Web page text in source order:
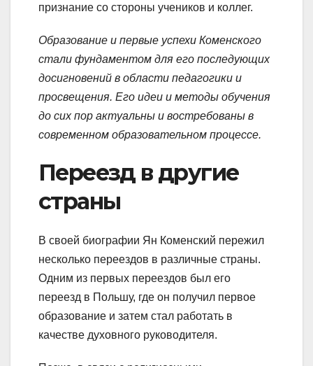
признание со стороны учеников и коллег.
Образование и первые успехи Коменского
стали фундаментом для его последующих
досигновений в области педагогики и
просвещения. Его идеи и методы обучения
до сих пор актуальны и востребованы в
современном образовательном процессе.
Переезд в другие
страны
В своей биографии Ян Коменский пережил
несколько переездов в различные страны.
Одним из первых переездов был его
переезд в Польшу, где он получил первое
образование и затем стал работать в
качестве духовного руководителя.